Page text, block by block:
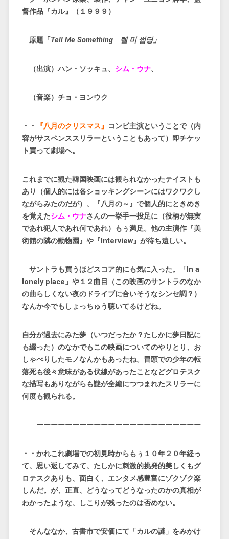
督作品『カル』（１９９９）
原題「 Tell Me Something 텔 미 썸딩」
（出演）ハン・ソッキュ、 シム・ウナ、
（音楽）チョ・ヨンウク
・・ 『八月のクリスマス』 コンビ主演ということで（内
容がサスペンススリラーということもあって）即チケッ
ト買って劇場へ。
これまでに観た韓国映画には観られなかったテイストも
あり（個人的には各ショッキングシーンにはワクワクし
ながらみたのだが）、『八月の～』で個人的にときめき
を覚えたシム・ウナさんの一挙手一投足に（役柄が無実
であれ犯人であれ何であれ）もぅ満足。他の主演作『美
術館の隣の動物園』や『Interview』が待ち遠しい。
サントラも買うほどスコア的にも気に入った。「In a
lonely place」や１２曲目（この映画のサントラのなか
の曲らしくない夜のドライブに合いそうなシンセ調？）
なんか今でもしょっちゅう聴いてるけどね。
自分が過去にみた夢（いつだったか？たしかに夢日記に
も綴った）のなかでもこの映画についてのやりとり、お
しゃべりしたモノなんかもあったね。冒頭での少年の転
落死も後々意味がある伏線があったことなどグロテスク
な描写もありながらも謎が全編につつまれたスリラーに
何度も観られる。
ーーーーーーーーーーーーーーーーーーーーーーー
・・かれこれ劇場での初見時からもぅ１０年２０年経っ
て、思い返してみて、たしかに刺激的挑発的美しくもグ
ロテスクありも、面白く、エンタメ感豊富にゾクゾク楽
しんだ。が、正直、どうなってどうなったのかの真相が
わかったような、しこりが残ったのは否めない。
そんななか、古書市で安価にて「カルの謎」をみかけ